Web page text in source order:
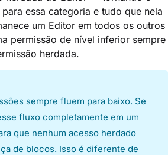
essa categoria e tudo que nela
um Editor em todos os outros
permissão de nível inferior sempre
herdada.
sempre fluem para baixo. Se
fluxo completamente em um
que nenhum acesso herdado
de blocos. Isso é diferente de